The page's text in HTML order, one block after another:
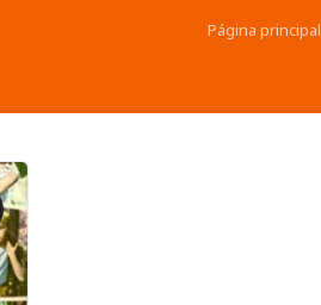
Página principal